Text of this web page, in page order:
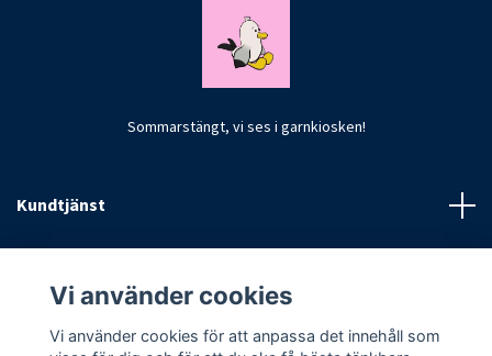
Sommarstängt, vi ses i garnkiosken!
Kundtjänst
Vi använder cookies
Vi använder cookies för att anpassa det innehåll som